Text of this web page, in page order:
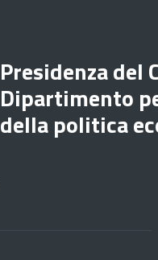
Presidenza
Dipartimento
della politica